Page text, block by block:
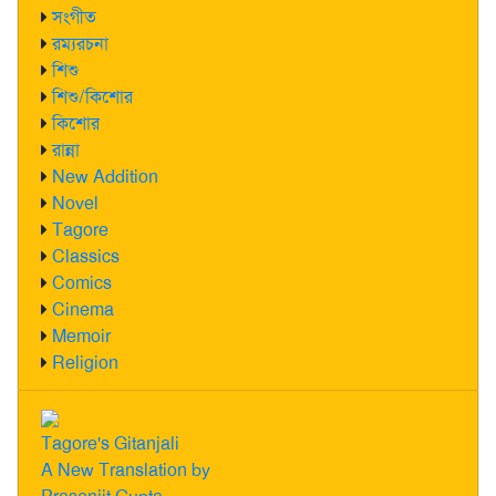
সংগীত
রম্যরচনা
শিশু
শিশু/কিশোর
কিশোর
রান্না
New Addition
Novel
Tagore
Classics
Comics
Cinema
Memoir
Religion
Tagore's Gitanjali
A New Translation by